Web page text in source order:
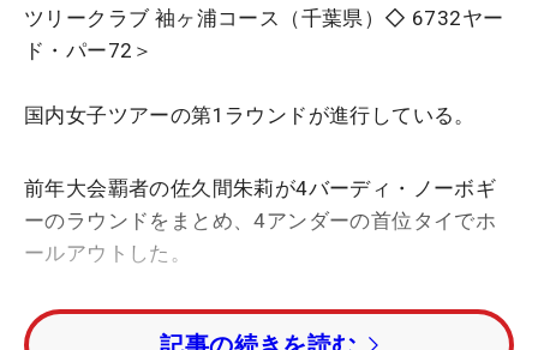
ツリークラブ 袖ヶ浦コース（千葉県）◇ 6732ヤー
ド・パー72＞
国内女子ツアーの第1ラウンドが進行している。
前年大会覇者の佐久間朱莉が4バーディ・ノーボギ
ーのラウンドをまとめ、4アンダーの首位タイでホ
ールアウトした。
同じく首位には、メルセデス・ランキング2位につ